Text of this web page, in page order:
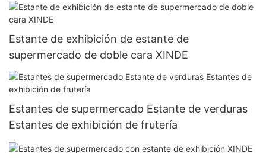
Estante de exhibición de estante de
supermercado de doble cara XINDE
Estantes de supermercado Estante de verduras
Estantes de exhibición de frutería